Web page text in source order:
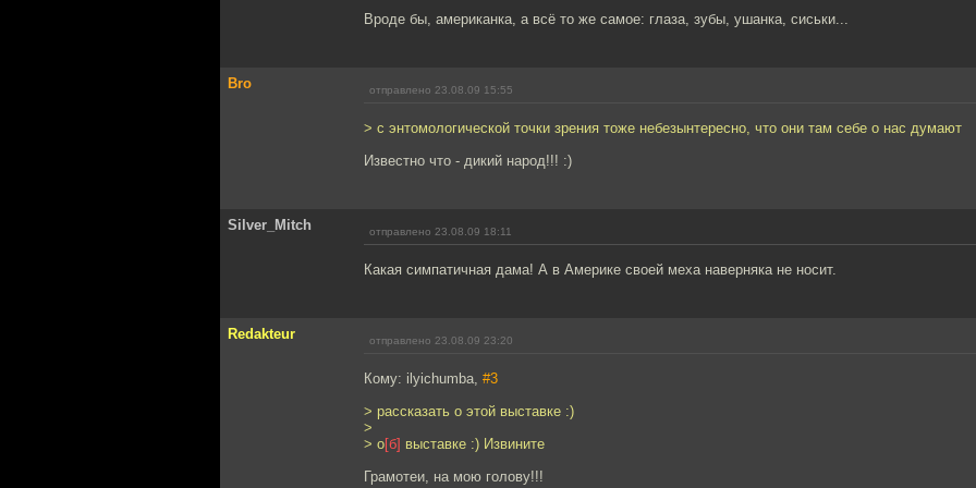
Вроде бы, американка, а всё то же самое: глаза, зубы, ушанка, сиськи...
Bro отправлено 23.08.09 15:55
> с энтомологической точки зрения тоже небезынтересно, что они там себе о нас думают
Известно что - дикий народ!!! :)
Silver_Mitch отправлено 23.08.09 18:11
Какая симпатичная дама! А в Америке своей меха наверняка не носит.
Redakteur отправлено 23.08.09 23:20
Кому: ilyichumba, #3
> рассказать о этой выставке :)
>
> о[б] выставке :) Извините
Грамотеи, на мою голову!!!